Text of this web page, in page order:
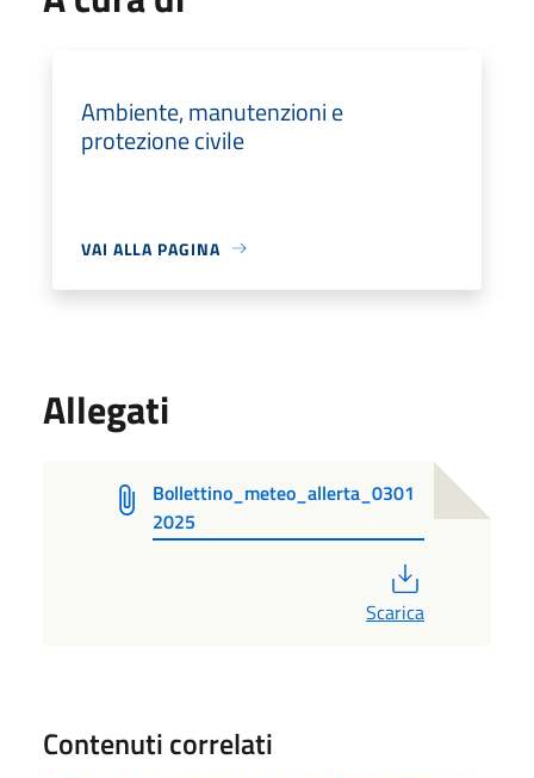
Ambiente, manutenzioni e
protezione civile
VAI ALLA PAGINA
Allegati
Bollettino_meteo_allerta_0301
2025
Scarica
Contenuti correlati